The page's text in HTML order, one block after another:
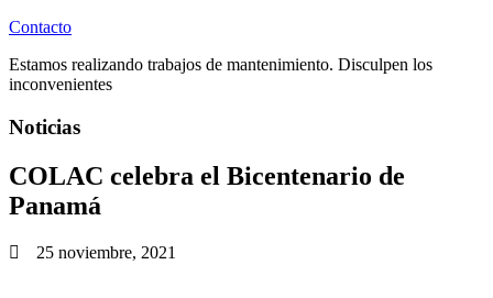
Contacto
Estamos realizando trabajos de mantenimiento. Disculpen los
inconvenientes
Noticias
COLAC celebra el Bicentenario de
Panamá
25 noviembre, 2021